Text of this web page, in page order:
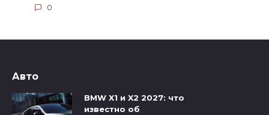
0
Авто
BMW X1 и X2 2027: что
известно об